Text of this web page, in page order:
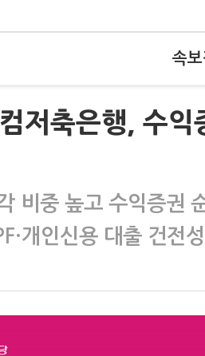
속보
저축은행, 수
비중 높고 수익증권
개인신용 대출 건전